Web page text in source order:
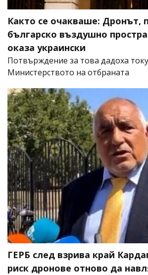
Както се очакваше: Дронът,
българско въздушно
оказа украински
Потвърждение за това дадоха
Министерството на отбраната
ГЕРБ след взрива край
риск дронове отново да